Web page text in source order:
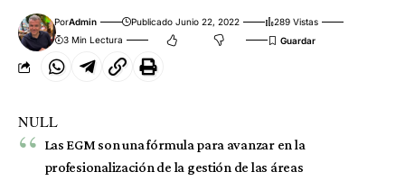
PorAdmin Publicado Junio 22, 2022
289 Vistas
3 Min Lectura
NULL
Las EGM son una fórmula para avanzar en la
profesionalización de la gestión de las áreas